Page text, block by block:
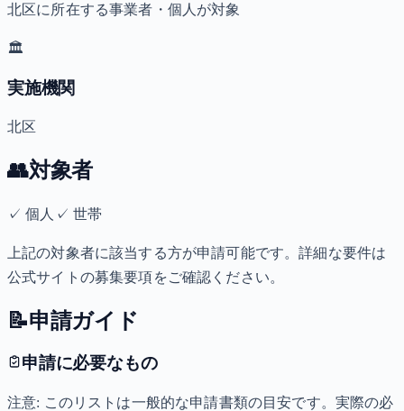
北区に所在する事業者・個人が対象
🏛️
実施機関
北区
👥対象者
✓個人 ✓ 世帯
上記の対象者に該当する方が申請可能です。詳細な要件は
公式サイトの募集要項をご確認ください。
📝申請ガイド
申請に必要なもの
注意: このリストは一般的な申請書類の目安です。実際の必